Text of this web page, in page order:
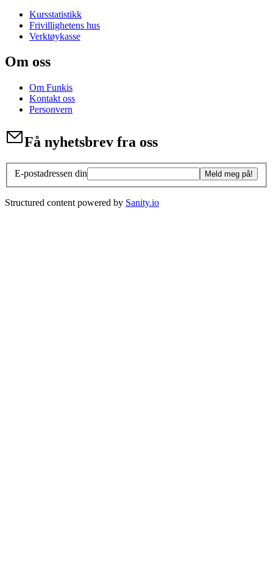
Kursstatistikk
Frivillighetens hus
Verktøykasse
Om oss
Om Funkis
Kontakt oss
Personvern
Få nyhetsbrev fra oss
E-postadressen din Meld meg på!
Structured content powered by Sanity.io